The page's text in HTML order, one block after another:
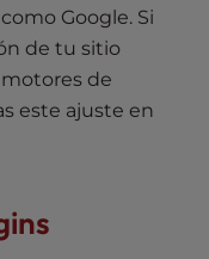
Google. Si
de tu sitio
de
este ajuste en